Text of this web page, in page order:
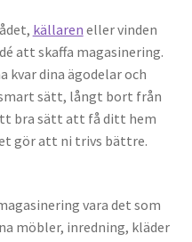
källaren eller vinden
att skaffa magasinering.
kvar dina ägodelar och
sätt, långt bort från
bra sätt att få ditt hem
gör att ni trivs bättre.
vara det som
möbler, inredning, kläder